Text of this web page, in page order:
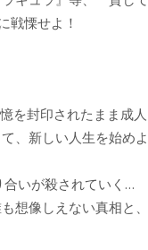
戦慄せよ！
を封印されたまま成人
、新しい人生を始めよ
合いが殺されていく…
想像しえない真相と、